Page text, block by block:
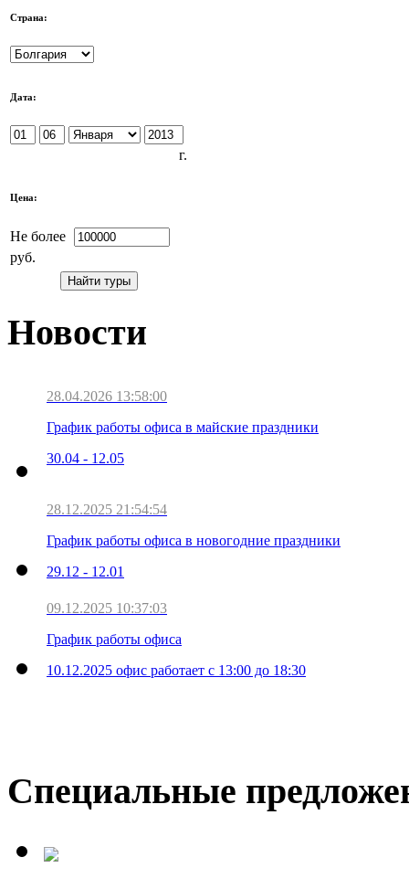
Страна:
Дата:
г.
Цена:
Не более
руб.
Новости
28.04.2026 13:58:00
График работы офиса в майские праздники
30.04 - 12.05
28.12.2025 21:54:54
График работы офиса в новогодние праздники
29.12 - 12.01
09.12.2025 10:37:03
График работы офиса
10.12.2025 офис работает с 13:00 до 18:30
Специальные